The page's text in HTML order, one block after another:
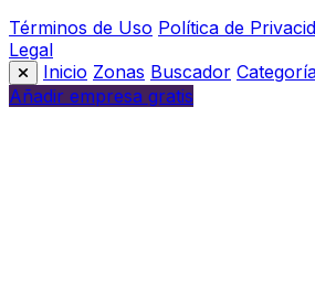
Términos de Uso Política de
Legal
Inicio Zonas Buscador
Añadir empresa gratis